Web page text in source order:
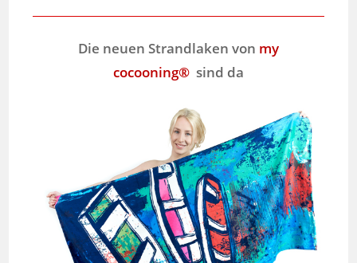
Die neuen Strandlaken von my
cocooning® sind da